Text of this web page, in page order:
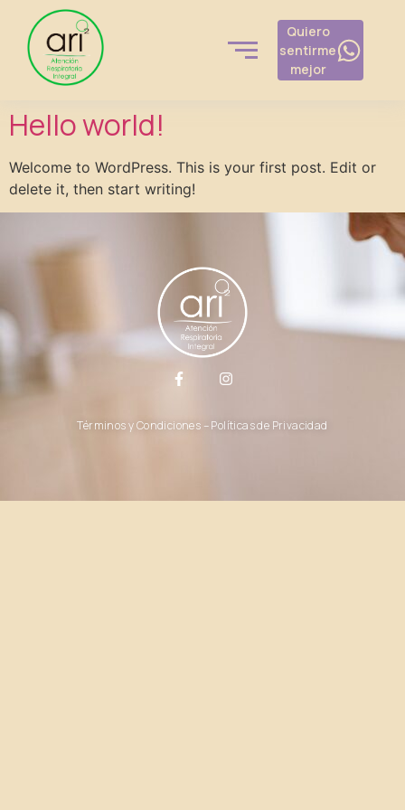
Quiero
sentirme
mejor
Hello world!
Welcome to WordPress. This is your first post. Edit or
delete it, then start writing!
Términos y Condiciones – Políticas de Privacidad